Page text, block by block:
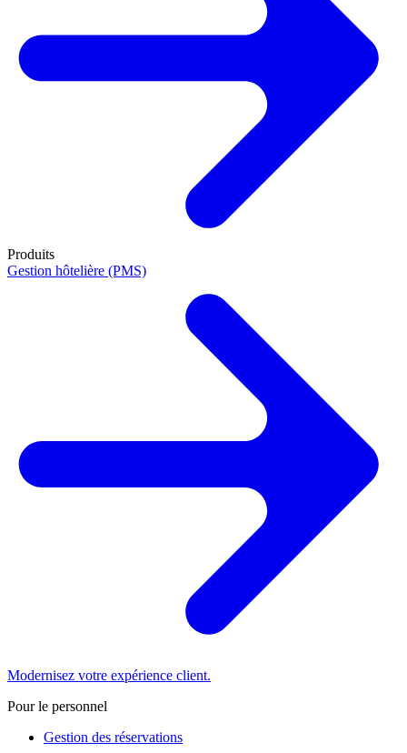
Produits
Gestion hôtelière (PMS)
Modernisez votre expérience client.
Pour le personnel
Gestion des réservations